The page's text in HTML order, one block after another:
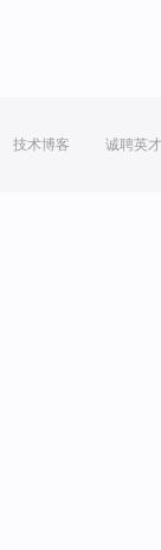
技术博客 诚聘英才